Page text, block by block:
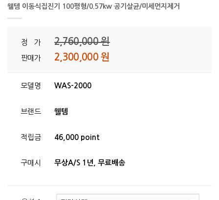
웰템 이동식집진기 100평형/0.57kw 공기살균/미세먼지제거
정 가 2,760,000 원
판매가 2,300,000 원
모델명 WAS-2000
브랜드 웰템
적립금 46,000 point
구매시 무상A/S 1년, 무료배송